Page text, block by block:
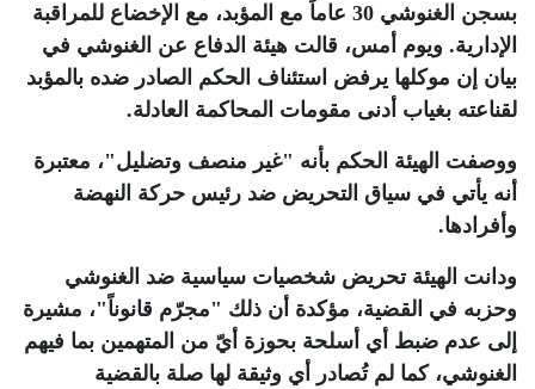
بسجن الغنوشي 30 عاماً مع المؤبد، مع الإخضاع للمراقبة
الإدارية. ويوم أمس، قالت هيئة الدفاع عن الغنوشي في
بيان إن موكلها يرفض استئناف الحكم الصادر ضده بالمؤبد
لقناعته بغياب أدنى مقومات المحاكمة العادلة.
ووصفت الهيئة الحكم بأنه "غير منصف وتضليل"، معتبرة
أنه يأتي في سياق التحريض ضد رئيس حركة النهضة
وأفرادها.
ودانت الهيئة تحريض شخصيات سياسية ضد الغنوشي
وحزبه في القضية، مؤكدة أن ذلك "مجرّم قانوناً"، مشيرة
إلى عدم ضبط أي أسلحة بحوزة أيّ من المتهمين بما فيهم
الغنوشي، كما لم تُصادر أي وثيقة لها صلة بالقضية